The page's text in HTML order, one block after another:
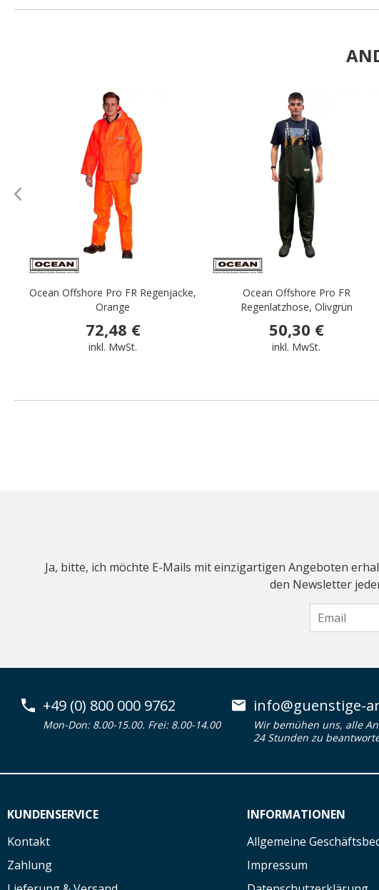
Ocean Offshore Pro FR Regenjacke,
Orange
72,48 €
inkl. MwSt.
Ocean Offshore Pro FR
Regenlatzhose, Olivgrün
50,30 €
inkl. MwSt.
Ja, bitte, ich möchte E-Mails mit einzigartigen Angeboten
den Newsletter
+49 (0) 800 000 9762
Mon-Don: 8.00-15.00. Frei: 8.00-14.00
info@guenstige-
Wir bemühen uns, alle
24 Stunden zu
KUNDENSERVICE
Kontakt
Zahlung
INFORMATIONEN
Allgemeine
Impressum